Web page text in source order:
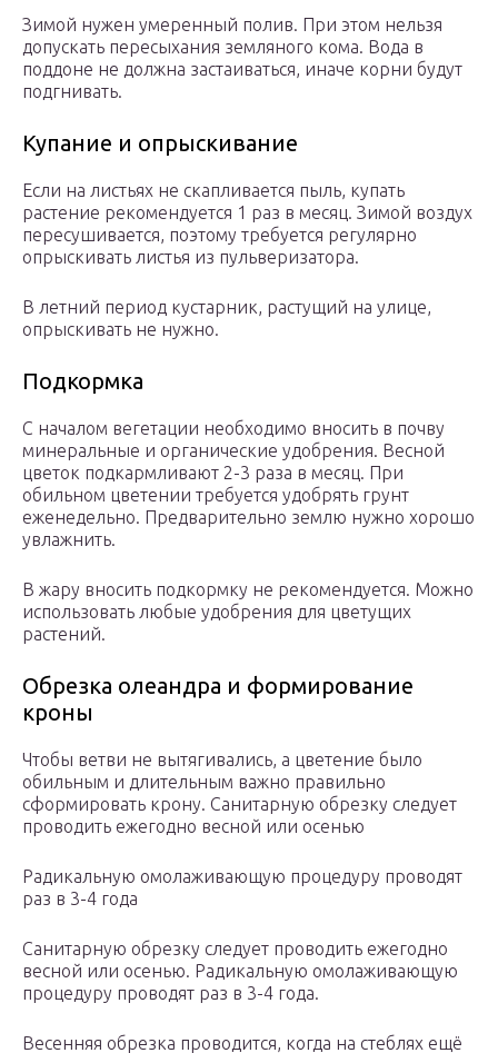
Зимой нужен умеренный полив. При этом нельзя
допускать пересыхания земляного кома. Вода в
поддоне не должна застаиваться, иначе корни будут
подгнивать.
Купание и опрыскивание
Если на листьях не скапливается пыль, купать
растение рекомендуется 1 раз в месяц. Зимой воздух
пересушивается, поэтому требуется регулярно
опрыскивать листья из пульверизатора.
В летний период кустарник, растущий на улице,
опрыскивать не нужно.
Подкормка
С началом вегетации необходимо вносить в почву
минеральные и органические удобрения. Весной
цветок подкармливают 2-3 раза в месяц. При
обильном цветении требуется удобрять грунт
еженедельно. Предварительно землю нужно хорошо
увлажнить.
В жару вносить подкормку не рекомендуется. Можно
использовать любые удобрения для цветущих
растений.
Обрезка олеандра и формирование
кроны
Чтобы ветви не вытягивались, а цветение было
обильным и длительным важно правильно
сформировать крону. Санитарную обрезку следует
проводить ежегодно весной или осенью
Радикальную омолаживающую процедуру проводят
раз в 3-4 года
Санитарную обрезку следует проводить ежегодно
весной или осенью. Радикальную омолаживающую
процедуру проводят раз в 3-4 года.
Весенняя обрезка проводится, когда на стеблях ещё